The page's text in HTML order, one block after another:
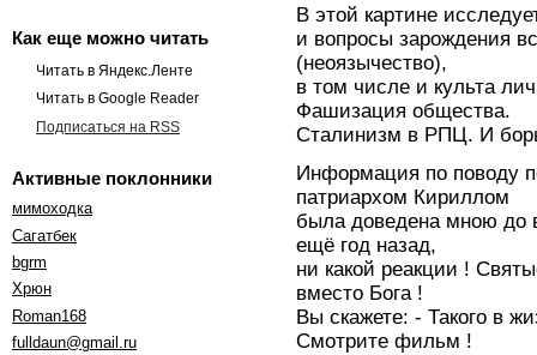
Как еще можно читать
Читать в Яндекс.Ленте
Читать в Google Reader
Подписаться на RSS
Активные поклонники
мимоходка
Cагатбек
bgrm
Хрюн
Roman168
fulldaun@gmail.ru
В этой картине
и вопросы зарождения
(неоязычество),
в том числе и культа
Фашизация общества.
Сталинизм в РПЦ. И
Информация по
патриархом Кириллом
была доведена мною до
ещё год назад,
ни какой реакции !
вместо Бога !
Вы скажете: - Такого в
Смотрите фильм !